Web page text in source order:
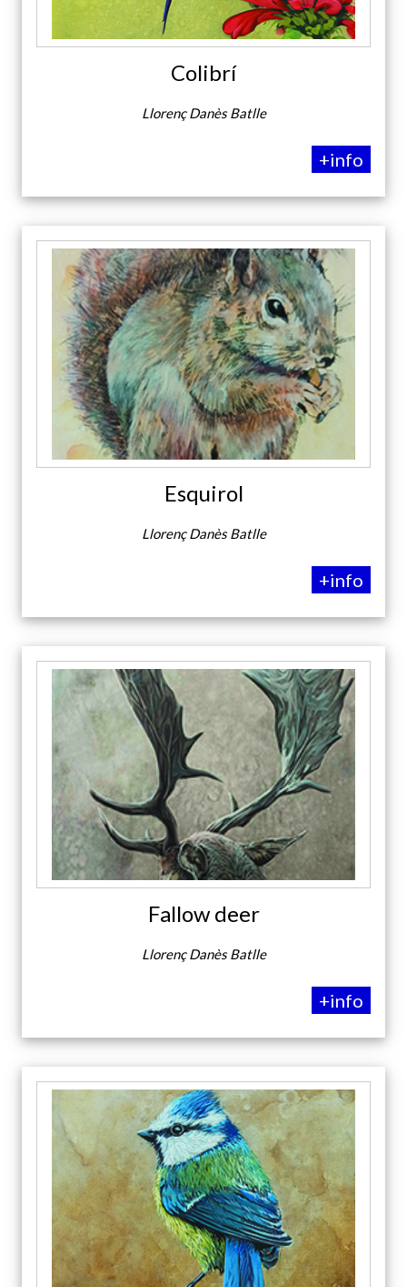
Colibrí
Llorenç Danès Batlle
+info
Esquirol
Llorenç Danès Batlle
+info
Fallow deer
Llorenç Danès Batlle
+info